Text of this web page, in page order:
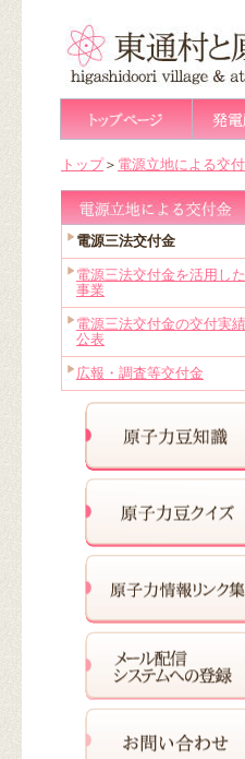
トップ＞ 電源立地による交
電源三法交付金
電源三法交付金を活用し
事業
電源三法交付金の交付実
公表
広報・調査等交付金